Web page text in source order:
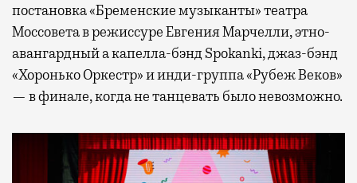
постановка «Бременские музыканты» театра
Моссовета в режиссуре Евгения Марчелли, этно-
авангардный а капелла-бэнд Spokanki, джаз-бэнд
«Хоронько Оркестр» и инди-группа «Рубеж Веков»
— в финале, когда не танцевать было невозможно.